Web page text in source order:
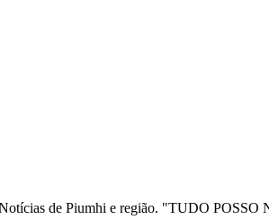
Notícias de Piumhi e região. "TUDO